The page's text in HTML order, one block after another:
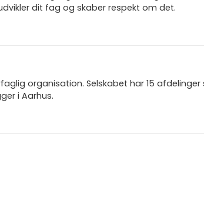
dit fag og skaber respekt om det.
organisation. Selskabet har 15 afdelinger
i Aarhus.